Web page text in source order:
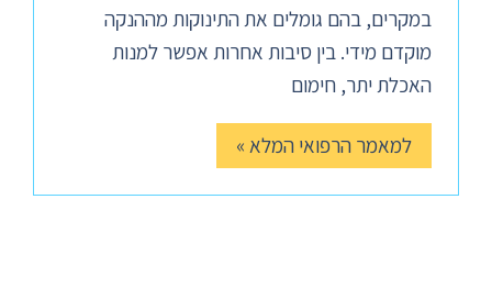
במקרים, בהם גומלים את התינוקות מההנקה
מוקדם מידי. בין סיבות אחרות אפשר למנות
האכלת יתר, חימום
למאמר הרפואי המלא »